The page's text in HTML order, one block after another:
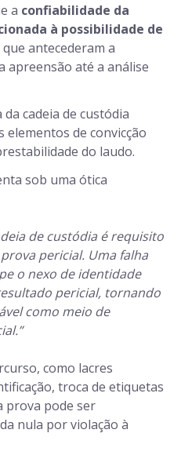
a confiabilidade da
à possibilidade de
que antecederam a
apreensão até a análise
cadeia de custódia
elementos de convicção
do laudo.
sob uma ótica
de custódia é requisito
pericial. Uma falha
o nexo de identidade
pericial, tornando
como meio de
como lacres
troca de etiquetas
prova pode ser
nula por violação à